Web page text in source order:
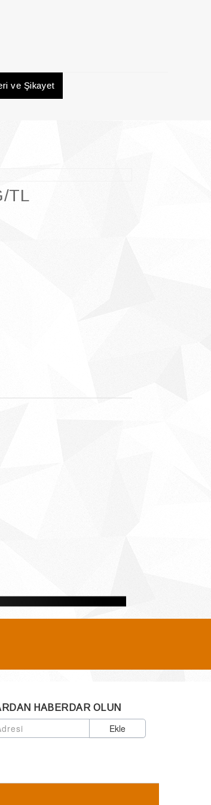
ve Şikayet
TL
HABERDAR OLUN
Ekle